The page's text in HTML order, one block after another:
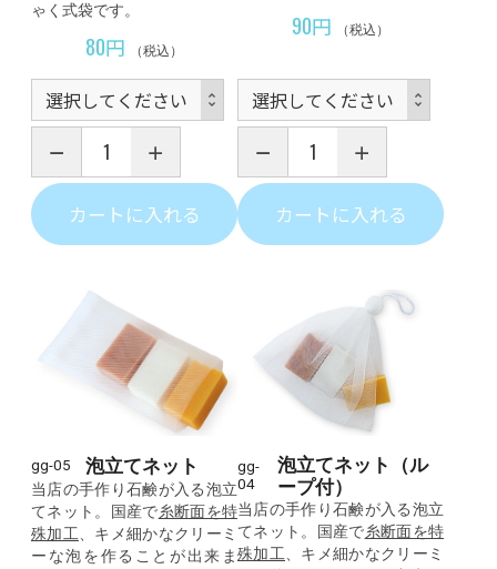
ゃく式袋です。
80円 （税込）
カートに入れる
90円 （税込）
カートに入れる
gg-05 泡立てネット
当店の手作り石鹸が入る泡立
てネット。国産で糸断面を特
殊加工 、キメ細かなクリーミ
ーな泡を作ることが出来ま
gg-
04
泡立てネット（ル
ープ付）
当店の手作り石鹸が入る泡立
てネット。国産で糸断面を特
殊加工、キメ細かなクリーミ